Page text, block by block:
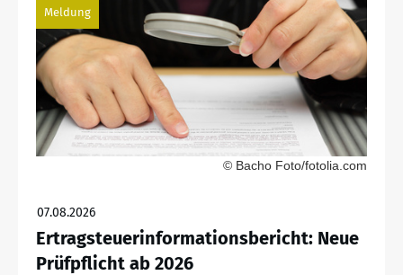
Meldung
© Bacho Foto/fotolia.com
07.08.2026
Ertragsteuerinformationsbericht: Neue
Prüfpflicht ab 2026